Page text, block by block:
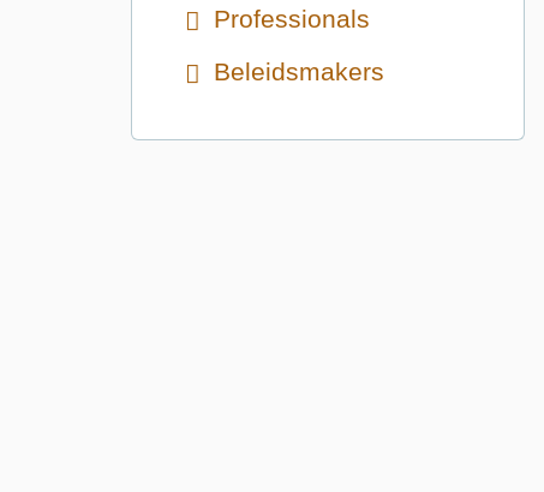
Professionals
Beleidsmakers